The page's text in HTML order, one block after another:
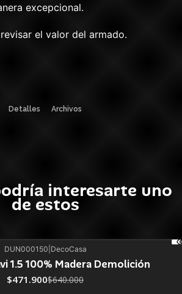
excepcional.
el valor del armado.
Detalles Archivos
interesarte uno
de estos
DUN000150 DecoCasa
1.5 100% Madera Demolición
$471.900$640.000